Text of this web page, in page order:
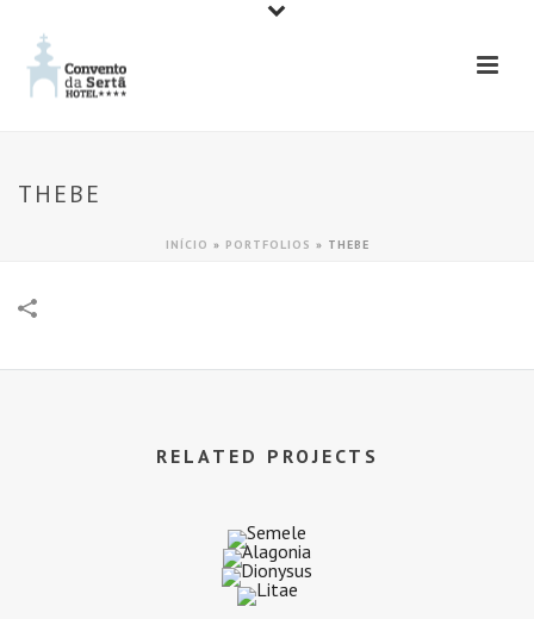
THEBE
INÍCIO » PORTFOLIOS » THEBE
RELATED PROJECTS